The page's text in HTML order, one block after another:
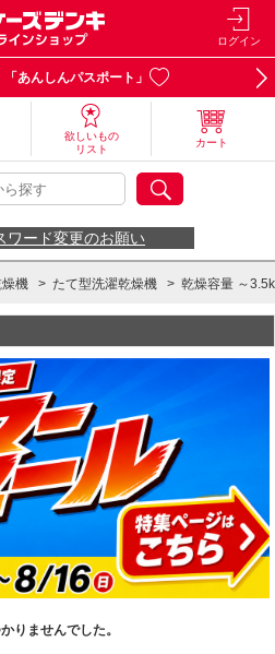
ログイン
あんしんパスポート」
欲しいもの
リスト
カート
ワード変更のお願い
機 > たて型洗濯乾燥機 > 乾燥容量 ～
りませんでした。